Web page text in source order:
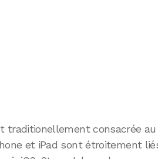
traditionellement consacrée au
et iPad sont étroitement